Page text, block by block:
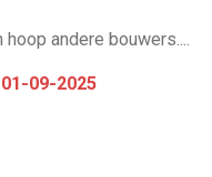
andere bouwers....
09-2025